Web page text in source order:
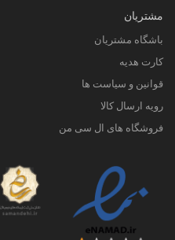
مشتریان
باشگاه مشتریان
کارت هدیه
قوانین و سیاست ها
رویه ارسال کالا
فروشگاه های ال سی من